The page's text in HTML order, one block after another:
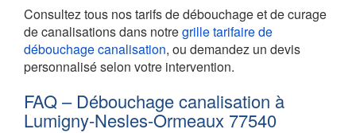
Consultez tous nos tarifs de débouchage et de curage
de canalisations dans notregrille tarifaire de
débouchage canalisation, ou demandez un devis
personnalisé selon votre intervention.
FAQ – Débouchage canalisation à
Lumigny-Nesles-Ormeaux 77540